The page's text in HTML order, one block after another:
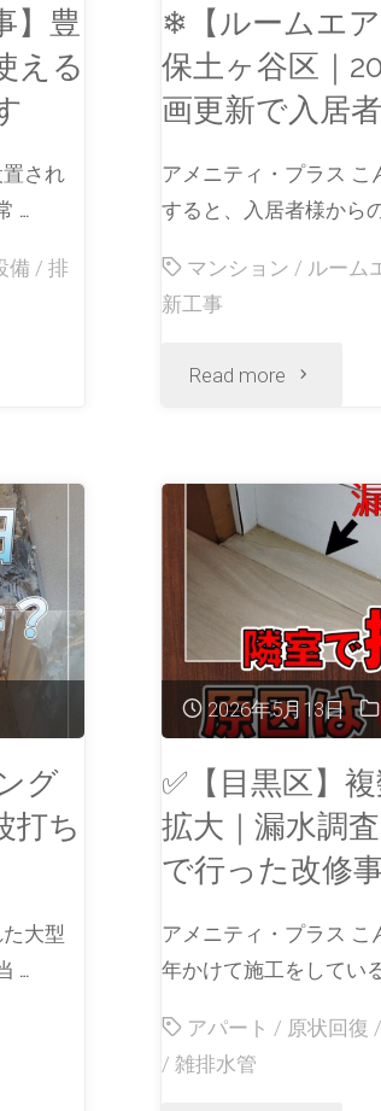
】豊
える
され
…
備 / 排
❄【ルームエ
保土ヶ谷区｜
画更新で入居
アメニティ・プラス こ
すると、入居者様から
マンション / ルーム
新工事
Read more
グ
打ち
大型
…
2026年5月13日
✅【目黒区】
拡大｜漏水調
で行った改修
アメニティ・プラス こ
年かけて施工をしてい
アパート / 原状回復 /
/ 雑排水管